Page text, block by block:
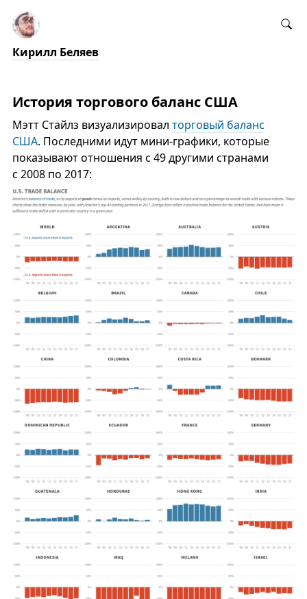
Кирилл Беляев
История торгового баланс США
Мэтт Стайлз визуализировал торговый баланс
США. Последними идут мини-графики, которые
показывают отношения с 49 другими странами
с 2008 по 2017: